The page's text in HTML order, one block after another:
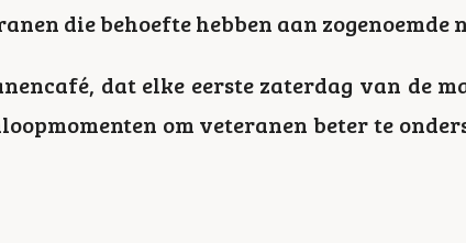
die behoefte hebben aan zogenoemde
dat elke eerste zaterdag van de
om veteranen beter te